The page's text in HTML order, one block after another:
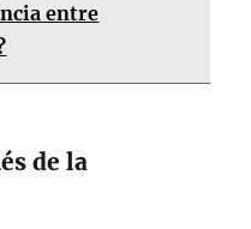
entre
de la